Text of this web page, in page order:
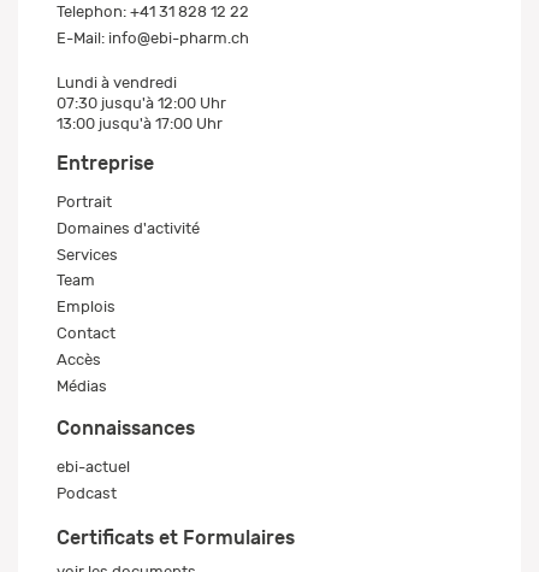
Telephon: +41 31 828 12 22
E-Mail: info@ebi-pharm.ch
Lundi à vendredi
07:30 jusqu'à 12:00 Uhr
13:00 jusqu'à 17:00 Uhr
Entreprise
Portrait
Domaines d'activité
Services
Team
Emplois
Contact
Accès
Médias
Connaissances
ebi-actuel
Podcast
Certificats et Formulaires